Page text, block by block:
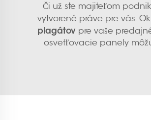
Či už ste majiteľom
vytvorené práve pre vás.
plagátov pre vaše
osvetľovacie panely